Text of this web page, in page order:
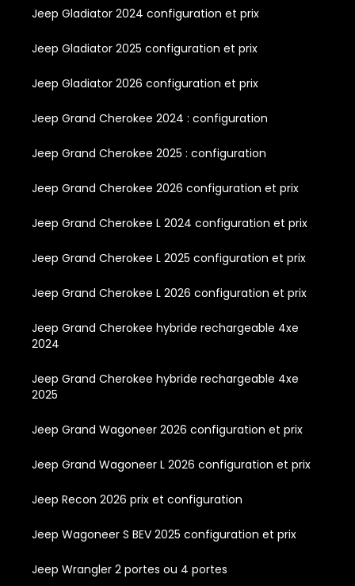
Jeep Gladiator 2024 configuration et prix
Jeep Gladiator 2025 configuration et prix
Jeep Gladiator 2026 configuration et prix
Jeep Grand Cherokee 2024 : configuration
Jeep Grand Cherokee 2025 : configuration
Jeep Grand Cherokee 2026 configuration et prix
Jeep Grand Cherokee L 2024 configuration et prix
Jeep Grand Cherokee L 2025 configuration et prix
Jeep Grand Cherokee L 2026 configuration et prix
Jeep Grand Cherokee hybride rechargeable 4xe
2024
Jeep Grand Cherokee hybride rechargeable 4xe
2025
Jeep Grand Wagoneer 2026 configuration et prix
Jeep Grand Wagoneer L 2026 configuration et prix
Jeep Recon 2026 prix et configuration
Jeep Wagoneer S BEV 2025 configuration et prix
Jeep Wrangler 2 portes ou 4 portes